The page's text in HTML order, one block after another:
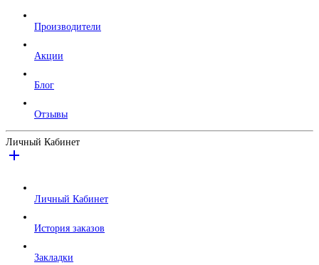
Производители
Акции
Блог
Отзывы
Личный Кабинет
Личный Кабинет
История заказов
Закладки